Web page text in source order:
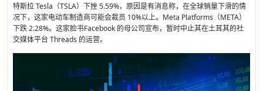
特斯拉 Tesla（TSLA）下挫 5.59%，原因是有消息称，在全球销量下滑的情
况下，这家电动车制造商可能会裁员 10%以上。Meta Platforms（META）
下跌 2.28%。这家脸书Facebook 的母公司宣布，暂时中止其在土耳其的社
交媒体平台 Threads 的运营。